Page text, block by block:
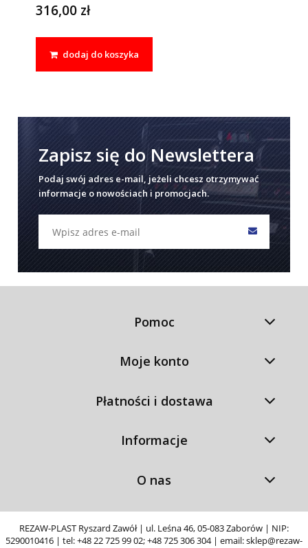
316,00 zł
dodaj do koszyka
Zapisz się do Newslettera
Podaj swój adres e-mail, jeżeli chcesz otrzymywać
informacje o nowościach i promocjach.
Pomoc
Moje konto
Płatności i dostawa
Informacje
O nas
REZAW-PLAST Ryszard Zawół | ul. Leśna 46, 05-083 Zaborów | NIP:
5290010416 | tel:+48 22 725 99 02;+48 725 306 304| email:sklep@rezaw-